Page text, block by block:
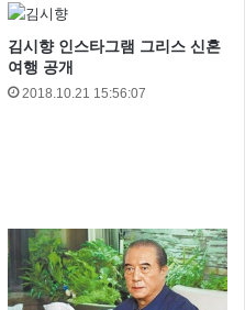
김시향 인스타그램 그리스 신혼
여행 공개
2018.10.21 15:56:07